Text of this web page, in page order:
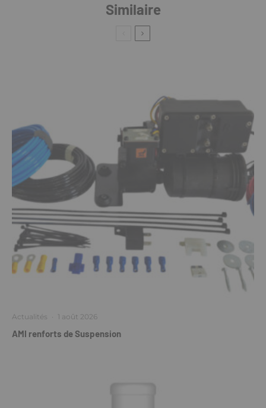
Similaire
Actualités · 1 août 2026
AMI renforts de Suspension